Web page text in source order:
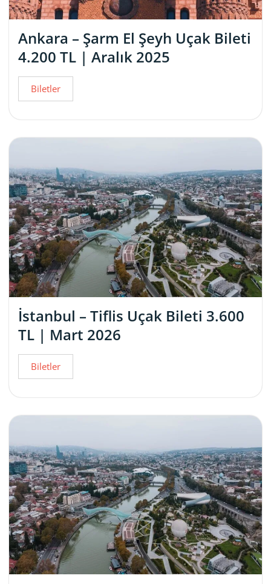
Ankara – Şarm El Şeyh Uçak Bileti
4.200 TL | Aralık 2025
Biletler
İstanbul – Tiflis Uçak Bileti 3.600
TL | Mart 2026
Biletler